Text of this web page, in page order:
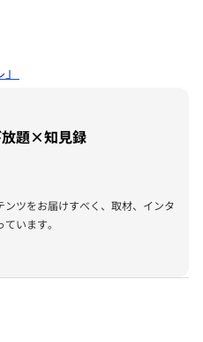
放題×知見録
ツをお届けすべく、取材、インタ
います。